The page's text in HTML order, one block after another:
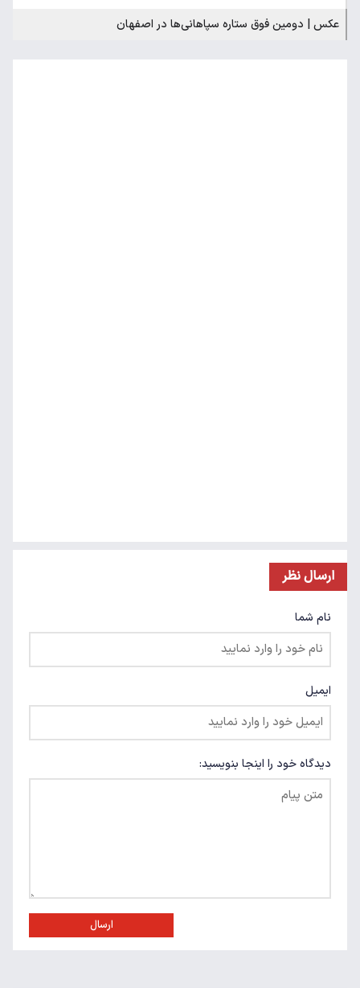
عکس | دومین فوق ستاره سپاهانی‌ها در اصفهان
ارسال نظر
نام شما
ایمیل
دیدگاه خود را اینجا بنویسید:
ارسال